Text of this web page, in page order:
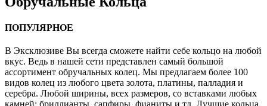
ПОПУЛЯРНОЕ
В Эксклюзиве Вы всегда сможете найти себе кольцо на любой
вкус. Ведь в нашей сети представлен самый большой
ассортимент обручальных колец. Мы предлагаем более 100
видов колец из любого цвета золота, платины, палладия и
серебра. Любой ширины, всех размеров, со вставками любых